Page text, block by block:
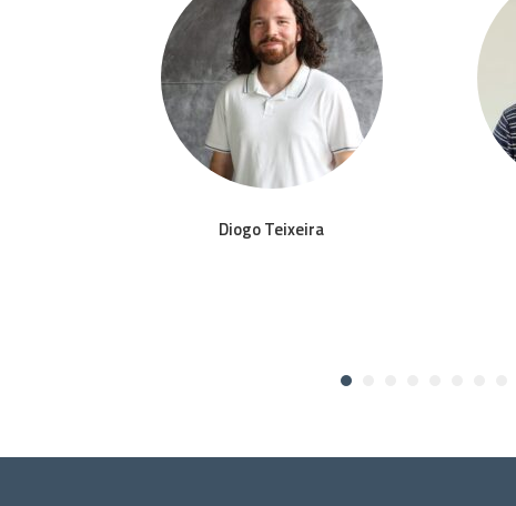
Diogo Teixeira